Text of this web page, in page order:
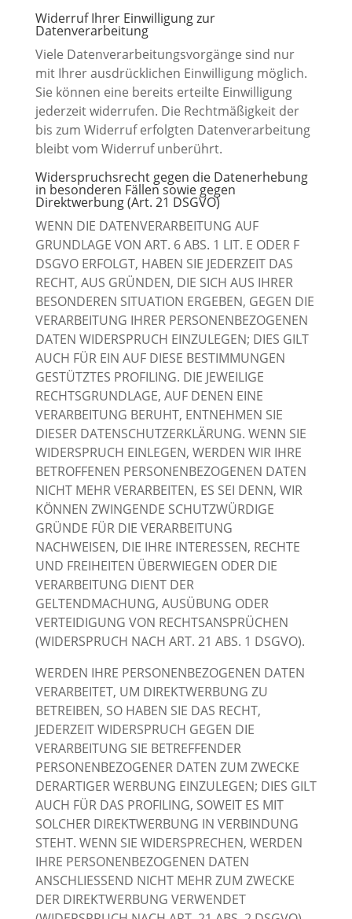
Widerruf Ihrer Einwilligung zur
Datenverarbeitung
Viele Datenverarbeitungsvorgänge sind nur
mit Ihrer ausdrücklichen Einwilligung möglich.
Sie können eine bereits erteilte Einwilligung
jederzeit widerrufen. Die Rechtmäßigkeit der
bis zum Widerruf erfolgten Datenverarbeitung
bleibt vom Widerruf unberührt.
Widerspruchsrecht gegen die Datenerhebung
in besonderen Fällen sowie gegen
Direktwerbung (Art. 21 DSGVO)
WENN DIE DATENVERARBEITUNG AUF
GRUNDLAGE VON ART. 6 ABS. 1 LIT. E ODER F
DSGVO ERFOLGT, HABEN SIE JEDERZEIT DAS
RECHT, AUS GRÜNDEN, DIE SICH AUS IHRER
BESONDEREN SITUATION ERGEBEN, GEGEN DIE
VERARBEITUNG IHRER PERSONENBEZOGENEN
DATEN WIDERSPRUCH EINZULEGEN; DIES GILT
AUCH FÜR EIN AUF DIESE BESTIMMUNGEN
GESTÜTZTES PROFILING. DIE JEWEILIGE
RECHTSGRUNDLAGE, AUF DENEN EINE
VERARBEITUNG BERUHT, ENTNEHMEN SIE
DIESER DATENSCHUTZERKLÄRUNG. WENN SIE
WIDERSPRUCH EINLEGEN, WERDEN WIR IHRE
BETROFFENEN PERSONENBEZOGENEN DATEN
NICHT MEHR VERARBEITEN, ES SEI DENN, WIR
KÖNNEN ZWINGENDE SCHUTZWÜRDIGE
GRÜNDE FÜR DIE VERARBEITUNG
NACHWEISEN, DIE IHRE INTERESSEN, RECHTE
UND FREIHEITEN ÜBERWIEGEN ODER DIE
VERARBEITUNG DIENT DER
GELTENDMACHUNG, AUSÜBUNG ODER
VERTEIDIGUNG VON RECHTSANSPRÜCHEN
(WIDERSPRUCH NACH ART. 21 ABS. 1 DSGVO).
WERDEN IHRE PERSONENBEZOGENEN DATEN
VERARBEITET, UM DIREKTWERBUNG ZU
BETREIBEN, SO HABEN SIE DAS RECHT,
JEDERZEIT WIDERSPRUCH GEGEN DIE
VERARBEITUNG SIE BETREFFENDER
PERSONENBEZOGENER DATEN ZUM ZWECKE
DERARTIGER WERBUNG EINZULEGEN; DIES GILT
AUCH FÜR DAS PROFILING, SOWEIT ES MIT
SOLCHER DIREKTWERBUNG IN VERBINDUNG
STEHT. WENN SIE WIDERSPRECHEN, WERDEN
IHRE PERSONENBEZOGENEN DATEN
ANSCHLIESSEND NICHT MEHR ZUM ZWECKE
DER DIREKTWERBUNG VERWENDET